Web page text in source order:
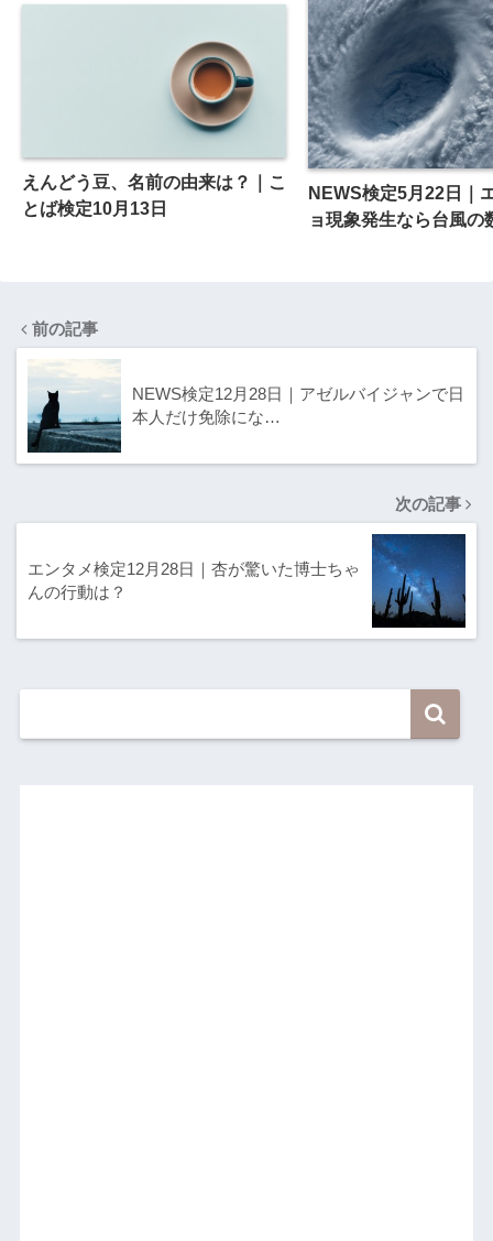
えんどう豆、名前の由来は？｜こ
とば検定10月13日
NEWS検定5月22日｜
ョ現象発生なら台風の
前の記事
NEWS検定12月28日｜アゼルバイジャンで日
本人だけ免除にな…
次の記事
エンタメ検定12月28日｜杏が驚いた博士ちゃ
んの行動は？